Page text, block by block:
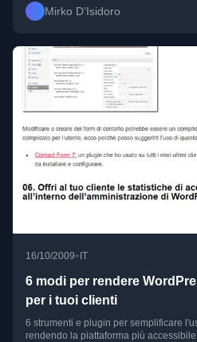
Mirko D’Isidoro
16/10/2009•IT
6 modi per rendere
per i tuoi clienti
6 strumenti e plugin per semplificare
rendendo la piattaforma più accessibile